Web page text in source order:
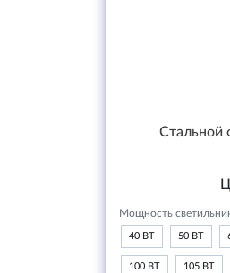
Стальной
Мощность
40 ВТ 50 ВТ
100 ВТ 105 ВТ